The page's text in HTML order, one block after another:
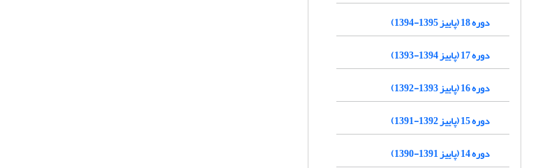
دوره 18 (پاییز 1395-1394)
دوره 17 (پاییز 1394-1393)
دوره 16 (پاییز 1393-1392)
دوره 15 (پاییز 1392-1391)
دوره 14 (پاییز 1391-1390)